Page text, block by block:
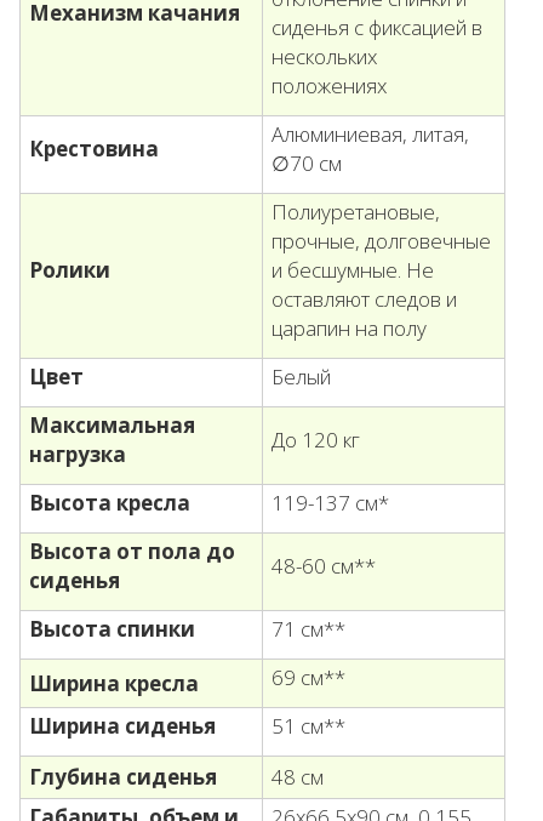
Механизм качания
сиденья с фиксацией в
нескольких
положениях
Крестовина
Алюминиевая, литая,
∅70 см
Ролики
Полиуретановые,
прочные, долговечные
и бесшумные. Не
оставляют следов и
царапин на полу
Цвет
Белый
Максимальная
нагрузка
До 120 кг
Высота кресла
119-137 см*
Высота от пола до
сиденья
48-60 см**
Высота спинки
71 см**
Ширина кресла
69 см**
Ширина сиденья
51 см**
Глубина сиденья
48 см